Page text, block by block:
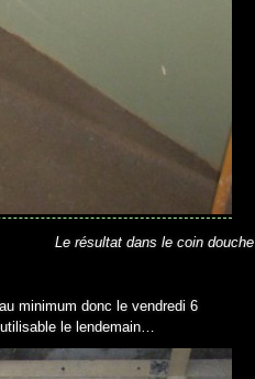
Le résultat dans le coin douche
minimum donc le vendredi 6
le lendemain…